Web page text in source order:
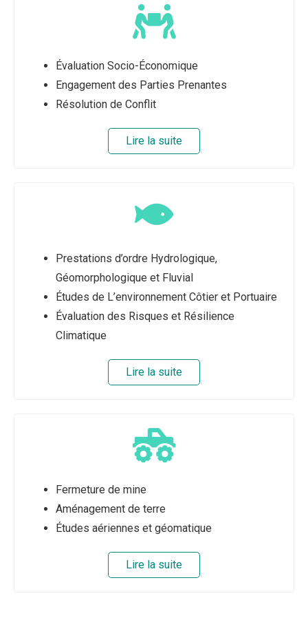
Évaluation Socio-Économique
Engagement des Parties Prenantes
Résolution de Conflit
Lire la suite
Prestations d’ordre Hydrologique,
Géomorphologique et Fluvial
Études de L’environnement Côtier et Portuaire
Évaluation des Risques et Résilience
Climatique
Lire la suite
Fermeture de mine
Aménagement de terre
Études aériennes et géomatique
Lire la suite